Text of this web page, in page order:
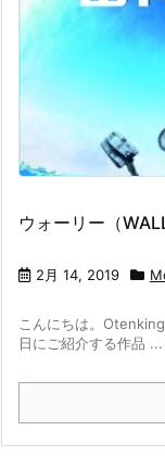
ウォーリー（
2月 14, 2019
こんにちは。
日にご紹介する作品 ...